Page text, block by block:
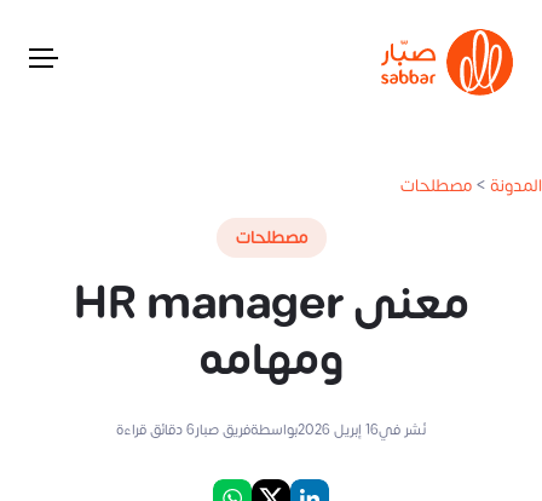
المدونة>مصطلحات
مصطلحات
معنى HR manager
ومهامه
نُشر في16 إبريل 2026 بواسطةفريق صبار6دقائق قراءة